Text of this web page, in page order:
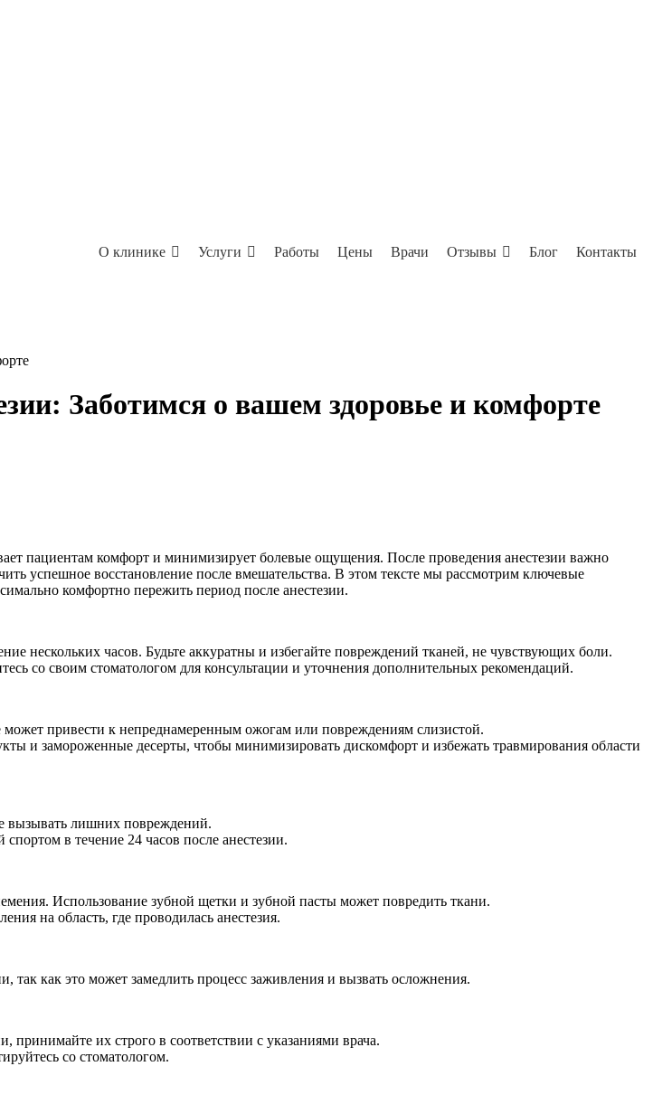
О клинике Услуги Работы Цены Врачи Отзывы Блог Контакты
Заботимся о вашем здоровье и комфорте
пациентам комфорт и минимизирует болевые ощущения. После проведения анестезии важно
успешное восстановление после вмешательства. В этом тексте мы рассмотрим ключевые
комфортно пережить период после анестезии.
нескольких часов. Будьте аккуратны и избегайте повреждений тканей, не чувствующих боли.
со своим стоматологом для консультации и уточнения дополнительных рекомендаций.
привести к непреднамеренным ожогам или повреждениям слизистой.
и замороженные десерты, чтобы минимизировать дискомфорт и избежать травмирования области
вызывать лишних повреждений.
в течение 24 часов после анестезии.
Использование зубной щетки и зубной пасты может повредить ткани.
на область, где проводилась анестезия.
так как это может замедлить процесс заживления и вызвать осложнения.
их строго в соответствии с указаниями врача.
со стоматологом.